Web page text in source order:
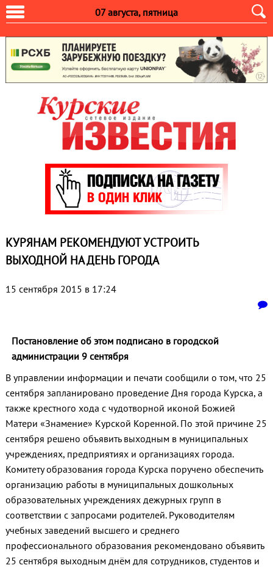
07 августа, пятница
КУРЯНАМ РЕКОМЕНДУЮТ УСТРОИТЬ
ВЫХОДНОЙ НА ДЕНЬ ГОРОДА
15 сентября 2015 в 17:24
Постановление об этом подписано в городской
администрации 9 сентября
В управлении информации и печати сообщили о том, что 25
сентября запланировано проведение Дня города Курска, а
также крестного хода с чудотворной иконой Божией
Матери «Знамение» Курской Коренной. По этой причине 25
сентября решено объявить выходным в муниципальных
учреждениях, предприятиях и организациях города.
Комитету образования города Курска поручено обеспечить
организацию работы в муниципальных дошкольных
образовательных учреждениях дежурных групп в
соответствии с запросами родителей. Руководителям
учебных заведений высшего и среднего
профессионального образования рекомендовано объявить
25 сентября выходным днём для сотрудников, студентов и